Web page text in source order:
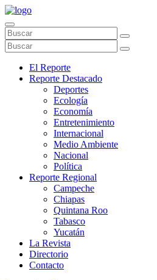
El Reporte
Reporte Destacado
Deportes
Ecología
Economía
Entretenimiento
Internacional
Medio Ambiente
Nacional
Política
Reporte Regional
Campeche
Chiapas
Quintana Roo
Tabasco
Yucatán
La Revista
Directorio
Contacto